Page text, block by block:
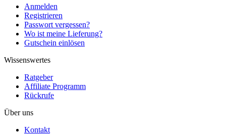
Anmelden
Registrieren
Passwort vergessen?
Wo ist meine Lieferung?
Gutschein einlösen
Wissenswertes
Ratgeber
Affiliate Programm
Rückrufe
Über uns
Kontakt